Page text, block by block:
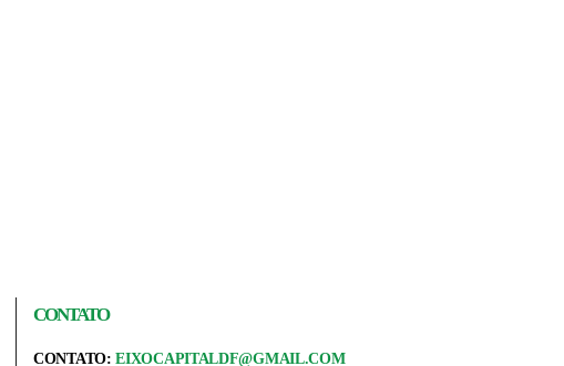
CONTATO
CONTATO:EIXOCAPITALDF@GMAIL.COM